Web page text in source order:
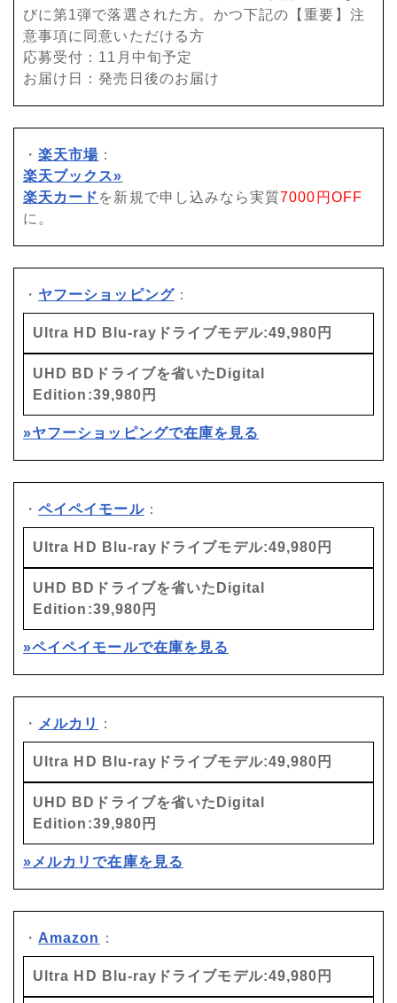
びに第1弾で落選された方。かつ下記の【重要】注
意事項に同意いただける方
応募受付：11月中旬予定
お届け日：発売日後のお届け
・楽天市場 ：
楽天ブックス»
楽天カード を新規で申し込みなら実質7000円OFF
に。
・ ヤフーショッピング：
Ultra HD Blu-rayドライブモデル:49,980円
UHD BDドライブを省いたDigital
Edition:39,980円
»ヤフーショッピングで在庫を見る
・ペイペイモール：
Ultra HD Blu-rayドライブモデル:49,980円
UHD BDドライブを省いたDigital
Edition:39,980円
»ペイペイモールで在庫を見る
・ メルカリ ：
Ultra HD Blu-rayドライブモデル:49,980円
UHD BDドライブを省いたDigital
Edition:39,980円
»メルカリで在庫を見る
・ Amazon ：
Ultra HD Blu-rayドライブモデル:49,980円